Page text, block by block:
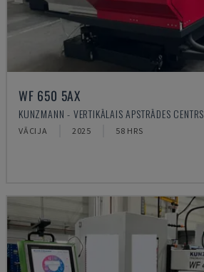
WF 650 5AX
KUNZMANN - VERTIKĀLAIS APSTRĀDES CENTRS
VĀCIJA 2025 58 HRS